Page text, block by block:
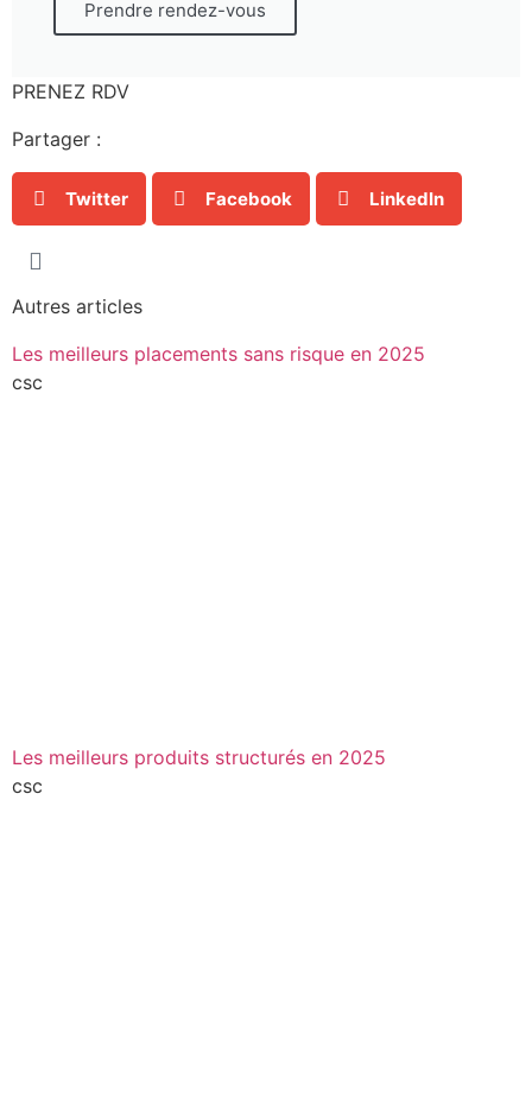
Prendre rendez-vous
PRENEZ RDV
Partager :
Twitter Facebook LinkedIn
Autres articles
Les meilleurs placements sans risque en 2025
csc
Les meilleurs produits structurés en 2025
csc